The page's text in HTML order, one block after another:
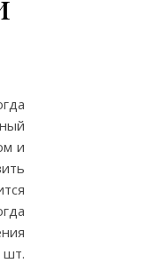
и
шт.